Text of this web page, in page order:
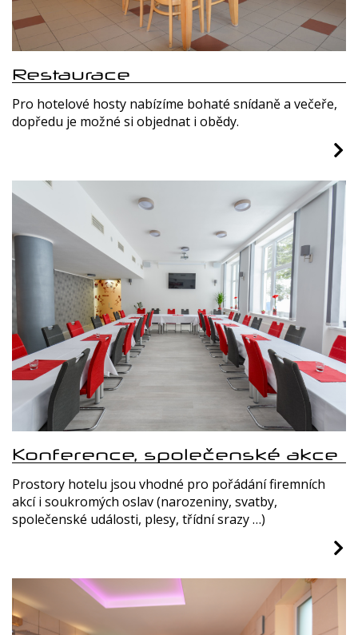
Restaurace
Pro hotelové hosty nabízíme bohaté snídaně a večeře,
dopředu je možné si objednat i obědy.
Konference, společenské akce
Prostory hotelu jsou vhodné pro pořádání firemních
akcí i soukromých oslav (narozeniny, svatby,
společenské události, plesy, třídní srazy …)